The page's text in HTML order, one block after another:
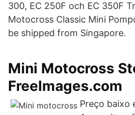
300, EC 250F och EC 350F
Motocross Classic Mini
be shipped from Singapore.
Mini Motocross
FreeImages.com
Preço baixo